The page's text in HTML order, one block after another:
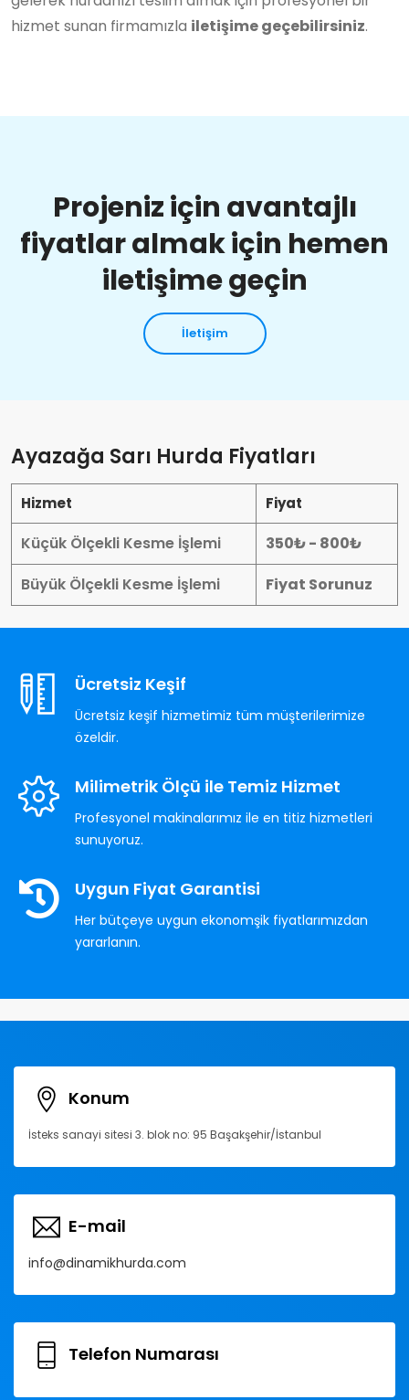
hizmet sunan firmamızla iletişime geçebilirsiniz.
Projeniz için avantajlı
fiyatlar almak için hemen
iletişime geçin
İletişim
Ayazağa Sarı Hurda Fiyatları
Hizmet Fiyat
Küçük Ölçekli Kesme İşlemi
350₺ - 800₺
Büyük Ölçekli Kesme İşlemi
Fiyat Sorunuz
Ücretsiz Keşif
Ücretsiz keşif hizmetimiz tüm müşterilerimize
özeldir.
Milimetrik Ölçü ile Temiz Hizmet
Profesyonel makinalarımız ile en titiz hizmetleri
sunuyoruz.
Uygun Fiyat Garantisi
Her bütçeye uygun ekonomşik fiyatlarımızdan
yararlanın.
Konum
İsteks sanayi sitesi 3. blok no: 95 Başakşehir/İstanbul
E-mail
info@dinamikhurda.com
Telefon Numarası